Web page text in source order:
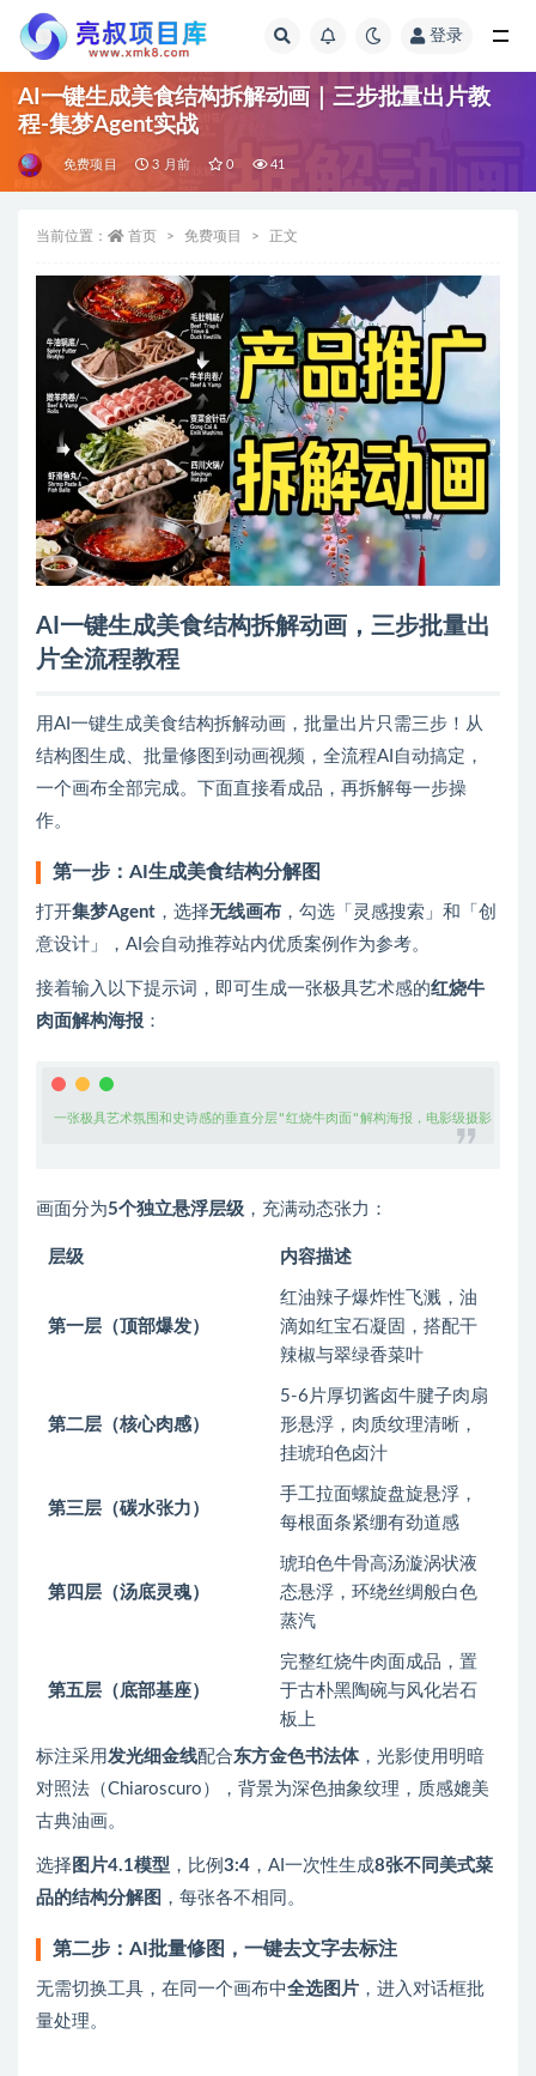
登录
AI一键生成美食结构拆解动画｜三步批量出片教
程-集梦Agent实战
免费项目 3 月前 0 41
当前位置： 首页 免费项目 正文
AI一键生成美食结构拆解动画，三步批量出
片全流程教程
用AI一键生成美食结构拆解动画，批量出片只需三步！从
结构图生成、批量修图到动画视频，全流程AI自动搞定，
一个画布全部完成。下面直接看成品，再拆解每一步操
作。
第一步：AI生成美食结构分解图
打开集梦Agent ，选择无线画布 ，勾选「灵感搜索」和「创
意设计」，AI会自动推荐站内优质案例作为参考。
接着输入以下提示词，即可生成一张极具艺术感的红烧牛
肉面解构海报 ：
一张极具艺术氛围和史诗感的垂直分层"红烧牛肉面"解构海报，电影级摄影，暗黑
画面分为5个独立悬浮层级 ，充满动态张力：
层级 内容描述
第一层（顶部爆发）
红油辣子爆炸性飞溅，油
滴如红宝石凝固，搭配干
辣椒与翠绿香菜叶
第二层（核心肉感）
5-6片厚切酱卤牛腱子肉扇
形悬浮，肉质纹理清晰，
挂琥珀色卤汁
第三层（碳水张力）
手工拉面螺旋盘旋悬浮，
每根面条紧绷有劲道感
第四层（汤底灵魂）
琥珀色牛骨高汤漩涡状液
态悬浮，环绕丝绸般白色
蒸汽
第五层（底部基座）
完整红烧牛肉面成品，置
于古朴黑陶碗与风化岩石
板上
标注采用 发光细金线配合东方金色书法体，光影使用明暗
对照法（Chiaroscuro），背景为深色抽象纹理，质感媲美
古典油画。
选择 图片4.1模型 ，比例 3:4 ，AI一次性生成8张不同美式菜
品的结构分解图 ，每张各不相同。
第二步：AI批量修图，一键去文字去标注
无需切换工具，在同一个画布中全选图片 ，进入对话框批
量处理。